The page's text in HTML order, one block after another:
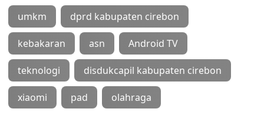
umkm dprd kabupaten cirebon
kebakaran asn Android TV
teknologi disdukcapil kabupaten cirebon
xiaomi pad olahraga